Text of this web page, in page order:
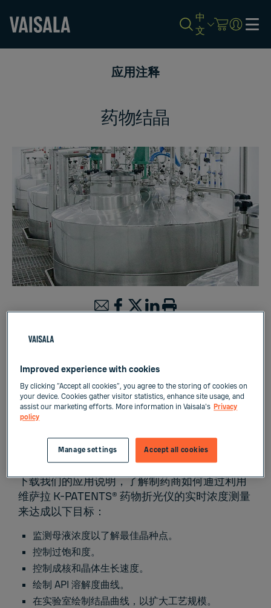
中
文
应用注释
药物结晶
在制药行业，结晶是生产和研发的关键工艺与重
要步骤，用于中间体和药物活性成分 (API) 的分
离与纯化。超过 80% 的药品的生产过程至少包
含一个结晶步骤。
下载我们的应用说明，了解制药商如何通过利用
维萨拉 K-PATENTS® 药物折光仪的实时浓度测量
来达成以下目标：
监测母液浓度以了解最佳晶种点。
控制过饱和度。
控制成核和晶体生长速度。
绘制 API 溶解度曲线。
在实验室绘制结晶曲线，以扩大工艺规模。
Improved experience with cookies
By clicking “Accept all cookies”, you agree to the storing of cookies on
your device. Cookies gather visitor statistics, enhance site usage, and
assist our marketing efforts. More information in Vaisala's Privacy
policy
Accept all cookies
Manage settings